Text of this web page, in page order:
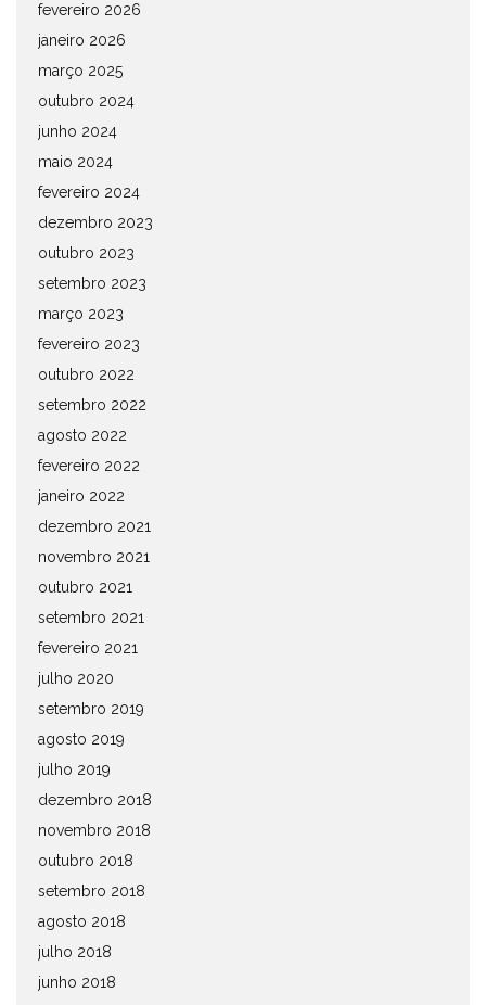
fevereiro 2026
janeiro 2026
março 2025
outubro 2024
junho 2024
maio 2024
fevereiro 2024
dezembro 2023
outubro 2023
setembro 2023
março 2023
fevereiro 2023
outubro 2022
setembro 2022
agosto 2022
fevereiro 2022
janeiro 2022
dezembro 2021
novembro 2021
outubro 2021
setembro 2021
fevereiro 2021
julho 2020
setembro 2019
agosto 2019
julho 2019
dezembro 2018
novembro 2018
outubro 2018
setembro 2018
agosto 2018
julho 2018
junho 2018